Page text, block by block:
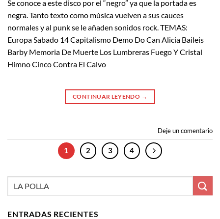
Se conoce a este disco por el “negro” ya que la portada es
negra. Tanto texto como música vuelven a sus cauces
normales y al punk se le añaden sonidos rock. TEMAS:
Europa Sabado 14 Capitalismo Demo Do Can Alicia Baileis
Barby Memoria De Muerte Los Lumbreras Fuego Y Cristal
Himno Cinco Contra El Calvo
CONTINUAR LEYENDO →
Deje un comentario
1 2 3 4
ENTRADAS RECIENTES